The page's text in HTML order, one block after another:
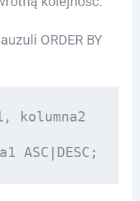
ORDER BY
kolumna2